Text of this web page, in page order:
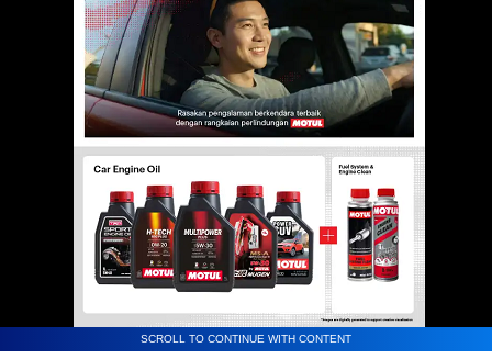
SCROLL TO CONTINUE WITH CONTENT